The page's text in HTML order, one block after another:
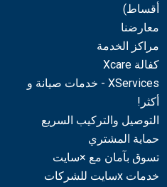
أقساط)
معارضنا
مراكز الخدمة
كفالة Xcare
XServices - خدمات صيانة و
أكثر!
التوصيل والتركيب السريع
حماية المشتري
تسوق بآمان مع ×سايت
خدمات xسايت للشركات